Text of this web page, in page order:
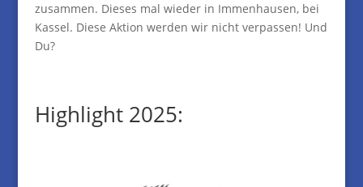
zusammen. Dieses mal wieder in Immenhausen, bei
Kassel. Diese Aktion werden wir nicht verpassen! Und
Du?
Highlight 2025: